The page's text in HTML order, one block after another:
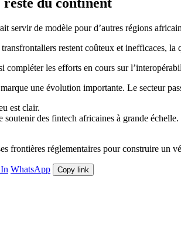
servir de modèle pour d’autres régions
restent coûteux et inefficaces,
compléter les efforts en cours sur
une évolution importante. Le secteur
est clair.
des fintech africaines à grande échelle.
frontières réglementaires pour construire un
WhatsApp Copy link